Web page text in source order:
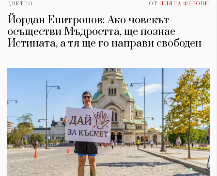
ЦВЕТНО ОТ ЛИЯНА ФЕРОЛИ
Йордан Епитропов: Ако човекът
осъществи Мъдростта, ще познае
Истината, а тя ще го направи свободен